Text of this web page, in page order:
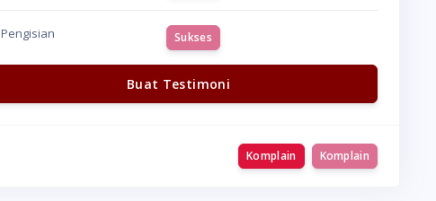
Pengisian Sukses
Buat Testimoni
Komplain Komplain